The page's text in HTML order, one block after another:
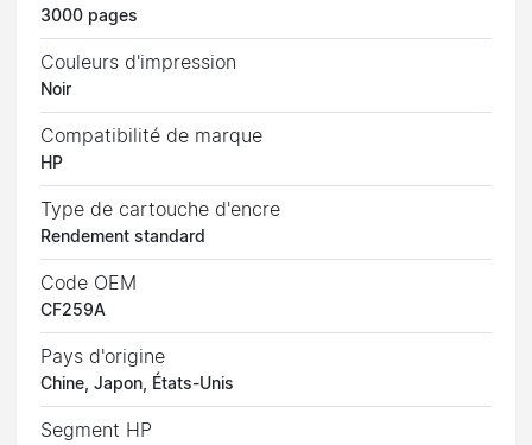
3000 pages
Couleurs d'impression
Noir
Compatibilité de marque
HP
Type de cartouche d'encre
Rendement standard
Code OEM
CF259A
Pays d'origine
Chine, Japon, États-Unis
Segment HP